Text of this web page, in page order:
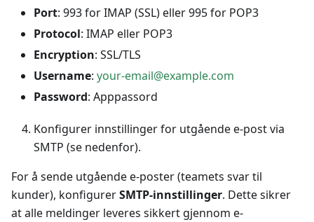
Port: 993 for IMAP (SSL) eller 995 for POP3
Protocol: IMAP eller POP3
Encryption: SSL/TLS
Username: your-email@example.com
Password: Apppassord
Konfigurer innstillinger for utgående e-post via
SMTP (se nedenfor).
For å sende utgående e-poster (teamets svar til
kunder), konfigurerSMTP-innstillinger. Dette sikrer
at alle meldinger leveres sikkert gjennom e-